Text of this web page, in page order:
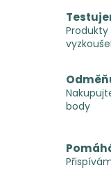
body